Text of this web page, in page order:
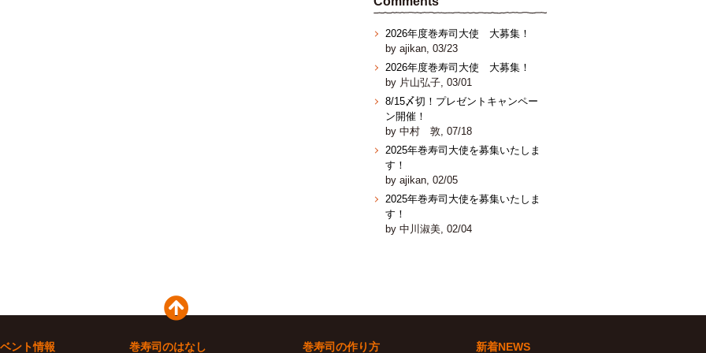
2026年度巻寿司大使 大募集！
by ajikan, 03/23
2026年度巻寿司大使 大募集！
by 片山弘子, 03/01
8/15〆切！プレゼントキャンペー
ン開催！
by 中村 敦, 07/18
2025年巻寿司大使を募集いたしま
す！
by ajikan, 02/05
2025年巻寿司大使を募集いたしま
す！
by 中川淑美, 02/04
ント情報 巻寿司のはなし 巻寿司の作り方 新着NEWS